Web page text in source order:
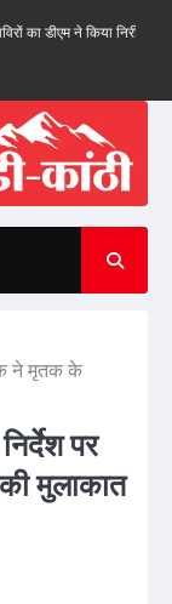
ने किया निरीक्षण,
ने मृतक के
पर
मुलाकात